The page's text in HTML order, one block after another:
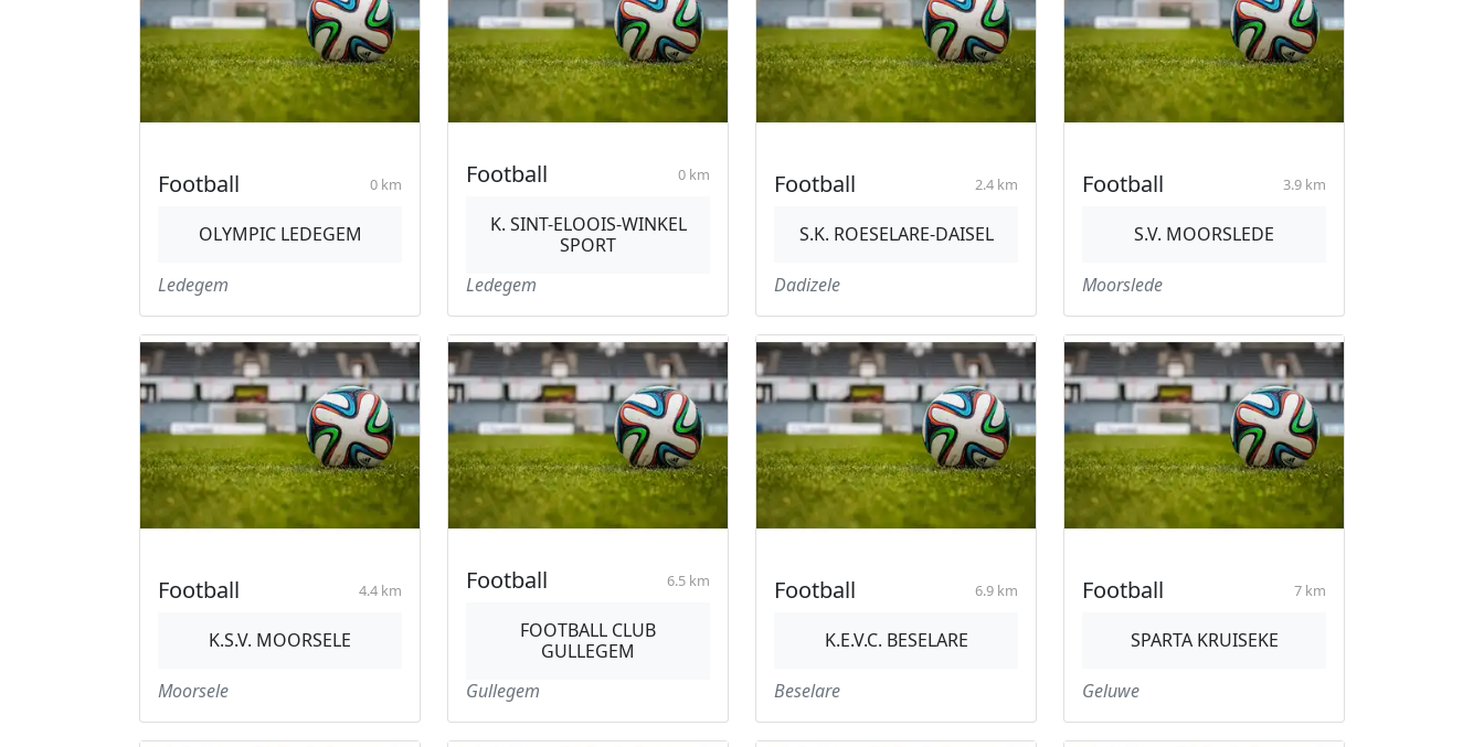
Football 0 km
OLYMPIC LEDEGEM
Ledegem
Football 0 km
K. SINT-ELOOIS-WINKEL
SPORT
Ledegem
Football 2.4 km
S.K. ROESELARE-DAISEL
Dadizele
Football 3.9 km
S.V. MOORSLEDE
Moorslede
Football 4.4 km
K.S.V. MOORSELE
Moorsele
Football 6.5 km
FOOTBALL CLUB
GULLEGEM
Gullegem
Football 6.9 km
K.E.V.C. BESELARE
Beselare
Football 7 km
SPARTA KRUISEKE
Geluwe